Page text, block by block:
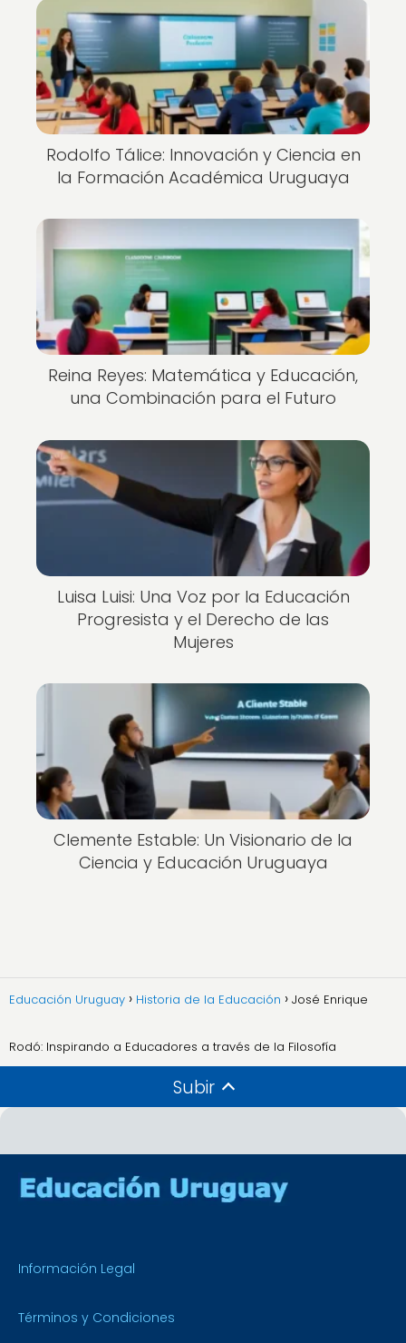
Rodolfo Tálice: Innovación y Ciencia en
la Formación Académica Uruguaya
Reina Reyes: Matemática y Educación,
una Combinación para el Futuro
Luisa Luisi: Una Voz por la Educación
Progresista y el Derecho de las
Mujeres
Clemente Estable: Un Visionario de la
Ciencia y Educación Uruguaya
Educación Uruguay Historia de la Educación José Enrique
Rodó: Inspirando a Educadores a través de la Filosofía
Subir
Información Legal
Términos y Condiciones